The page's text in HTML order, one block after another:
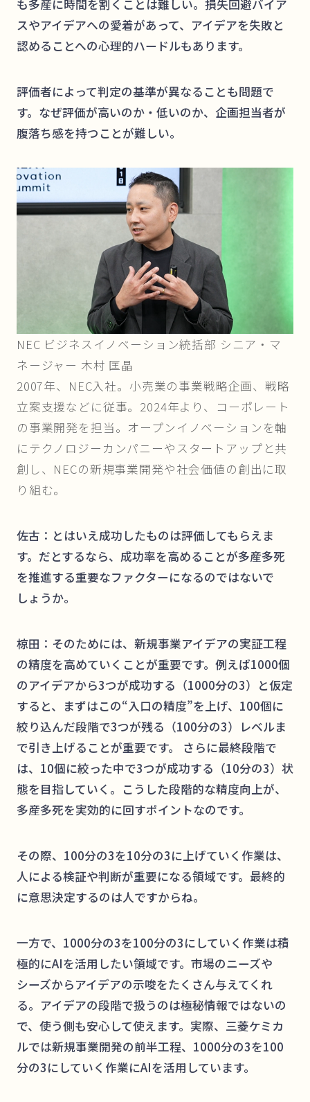
も多産に時間を割くことは難しい。損失回避バイア
スやアイデアへの愛着があって、アイデアを失敗と
認めることへの心理的ハードルもあります。
評価者によって判定の基準が異なることも問題で
す。なぜ評価が高いのか・低いのか、企画担当者が
腹落ち感を持つことが難しい。
NEC ビジネスイノベーション統括部 シニア・マ
ネージャー 木村 匡晶
2007年、NEC入社。小売業の事業戦略企画、戦略
立案支援などに従事。2024年より、コーポレート
の事業開発を担当。オープンイノベーションを軸
にテクノロジーカンパニーやスタートアップと共
創し、NECの新規事業開発や社会価値の創出に取
り組む。
佐古：とはいえ成功したものは評価してもらえま
す。だとするなら、成功率を高めることが多産多死
を推進する重要なファクターになるのではないで
しょうか。
椋田：そのためには、新規事業アイデアの実証工程
の精度を高めていくことが重要です。例えば1000個
のアイデアから3つが成功する（1000分の3）と仮定
すると、まずはこの“入口の精度”を上げ、100個に
絞り込んだ段階で3つが残る（100分の3）レベルま
で引き上げることが重要です。 さらに最終段階で
は、10個に絞った中で3つが成功する（10分の3）状
態を目指していく。こうした段階的な精度向上が、
多産多死を実効的に回すポイントなのです。
その際、100分の3を10分の3に上げていく作業は、
人による検証や判断が重要になる領域です。最終的
に意思決定するのは人ですからね。
一方で、1000分の3を100分の3にしていく作業は積
極的にAIを活用したい領域です。市場のニーズや
シーズからアイデアの示唆をたくさん与えてくれ
る。アイデアの段階で扱うのは極秘情報ではないの
で、使う側も安心して使えます。実際、三菱ケミカ
ルでは新規事業開発の前半工程、1000分の3を100
分の3にしていく作業にAIを活用しています。